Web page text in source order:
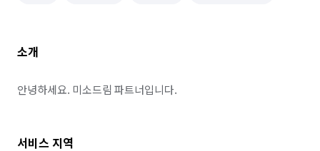
소개
안녕하세요. 미소드림 파트너입니다.
서비스 지역